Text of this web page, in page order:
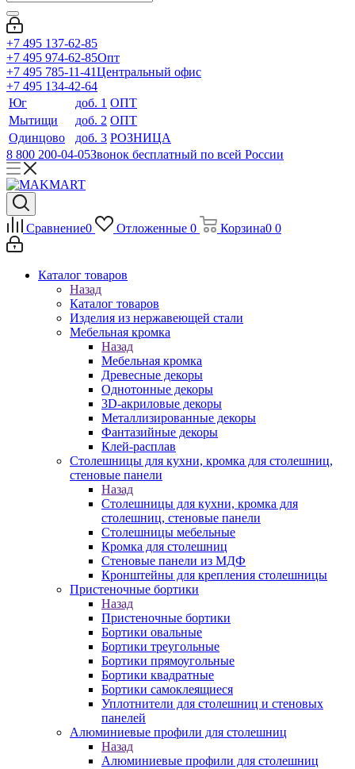
+7 495 137-62-85
+7 495 974-62-85Опт
+7 495 785-11-41Центральный офис
+7 495 134-42-64
Юг
доб. 1 ОПТ
Мытищи
доб. 2 ОПТ
Одинцово
доб. 3 РОЗНИЦА
8 800 200-04-05Звонок бесплатный по всей России
Сравнение0 Отложенные 0 Корзина0 0
Каталог товаров
Назад
Каталог товаров
Изделия из нержавеющей стали
Мебельная кромка
Назад
Мебельная кромка
Древесные декоры
Однотонные декоры
3D-акриловые декоры
Металлизированные декоры
Фантазийные декоры
Клей-расплав
Столешницы для кухни, кромка для столешниц,
стеновые панели
Назад
Столешницы для кухни, кромка для
столешниц, стеновые панели
Столешницы мебельные
Кромка для столешниц
Стеновые панели из МДФ
Кронштейны для крепления столешницы
Пристеночные бортики
Назад
Пристеночные бортики
Бортики овальные
Бортики треугольные
Бортики прямоугольные
Бортики квадратные
Бортики самоклеящиеся
Уплотнители для столешниц и стеновых
панелей
Алюминиевые профили для столешниц
Назад
Алюминиевые профили для столешниц